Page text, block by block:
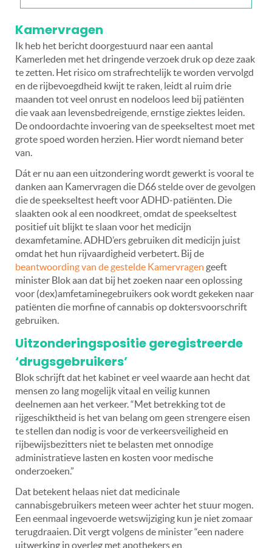
Kamervragen
Ik heb het bericht doorgestuurd naar een aantal
Kamerleden met het dringende verzoek druk op deze zaak
te zetten. Het risico om strafrechtelijk te worden vervolgd
en de rijbevoegdheid kwijt te raken, leidt al ruim drie
maanden tot veel onrust en nodeloos leed bij patiënten
die vaak aan levensbedreigende, ernstige ziektes leiden.
De ondoordachte invoering van de speekseltest moet met
grote spoed worden herzien. Hier wordt niemand beter
van.
Dát er nu aan een uitzondering wordt gewerkt is vooral te
danken aan Kamervragen die D66 stelde over de gevolgen
die de speekseltest heeft voor ADHD-patiënten. Die
slaakten ook al een noodkreet, omdat de speekseltest
positief uit blijkt te slaan voor het medicijn
dexamfetamine. ADHD’ers gebruiken dit medicijn juist
omdat het hun rijvaardigheid verbetert. Bij de
beantwoording van de gestelde Kamervragen geeft
minister Blok aan dat bij het zoeken naar een oplossing
voor (dex)amfetaminegebruikers ook wordt gekeken naar
patiënten die morfine of cannabis op doktersvoorschrift
gebruiken.
Uitzonderingspositie geregistreerde
‘drugsgebruikers’
Blok schrijft dat het kabinet er veel waarde aan hecht dat
mensen zo lang mogelijk vitaal en veilig kunnen
deelnemen aan het verkeer. “Met betrekking tot de
rijgeschiktheid is het van belang om geen strengere eisen
te stellen dan nodig is voor de verkeersveiligheid en
rijbewijsbezitters niet te belasten met onnodige
administratieve lasten en kosten voor medische
onderzoeken.”
Dat betekent helaas niet dat medicinale
cannabisgebruikers meteen weer achter het stuur mogen.
Een eenmaal ingevoerde wetswijziging kun je niet zomaar
terugdraaien. Dit vergt volgens de minister “een nadere
uitwerking in overleg met apothekers en